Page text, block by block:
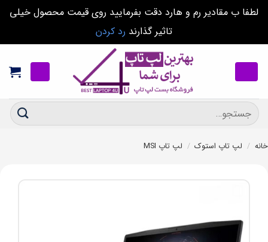
لطفا ب مقادیر رم و هارد دقت بفرمایید روی قیمت محصول خیلی
تاثیر گذارند رد کردن
content
جستجو
برای:
خانه / لپ تاپ استوک / لپ تاپ MSI